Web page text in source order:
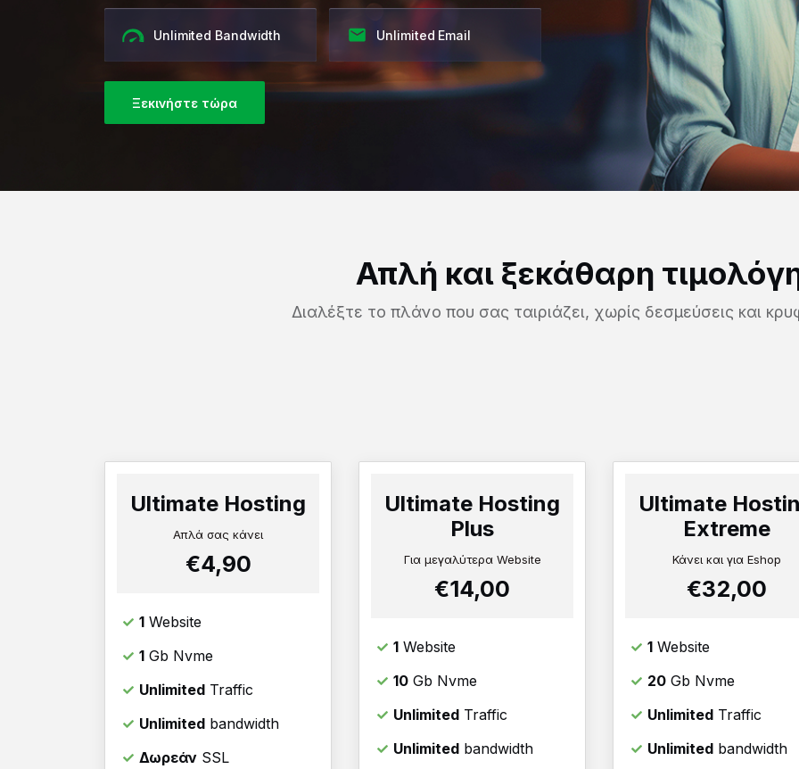
Unlimited Bandwidth Unlimited Email
Ξεκινήστε τώρα
Απλή και ξεκάθαρη
Διαλέξτε το πλάνο που σας ταιριάζει, χωρίς δεσμεύσεις και
Ultimate Hosting
Απλά σας κάνει
€4,90
1 Website
1 Gb Nvme
Unlimited Traffic
Unlimited bandwidth
Δωρεάν SSL
Ultimate Hosting
Plus
Για μεγαλύτερα Website
€14,00
1 Website
10 Gb Nvme
Unlimited Traffic
Unlimited bandwidth
Ultimate
Extreme
Κάνει και για Eshop
€32,00
1 Website
20 Gb Nvme
Unlimited Traffic
Unlimited bandwidth